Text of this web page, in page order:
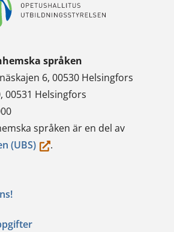
språken
6, 00530 Helsingfors
00531 Helsingfors
språken är en del av
(UBS)(du.